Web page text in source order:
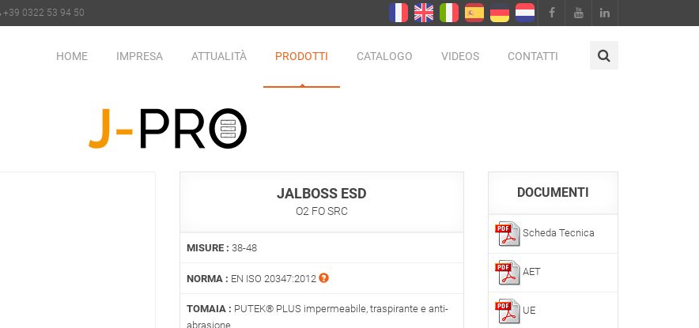
+39 0322 53 94 50
HOME IMPRESA ATTUALITÀ PRODOTTI CATALOGO VIDEOS CONTATTI
JALBOSS ESD
O2 FO SRC
MISURE : 38-48
NORMA : EN ISO 20347:2012
TOMAIA : PUTEK® PLUS impermeabile, traspirante e anti-
abrasione
DOCUMENTI
Scheda Tecnica
AET
UE